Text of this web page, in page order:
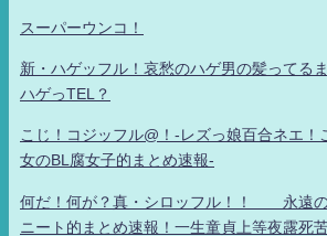
スーパーウンコ！
新・ハゲッフル！哀愁のハゲ男の髪ってる
ハゲっTEL？
こじ！コジッフル@！-レズっ娘百合ネエ！
女のBL腐女子的まとめ速報-
何だ！何が？真・シロッフル！！ 永遠
ニート的まとめ速報！一生童貞上等夜露死苦